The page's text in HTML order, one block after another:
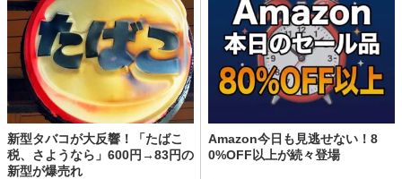
新型タバコが大反響！「たばこ
税、さようなら」600円→83円の
新型が爆売れ
Amazon今日も見逃せない！8
0%OFF以上が続々登場